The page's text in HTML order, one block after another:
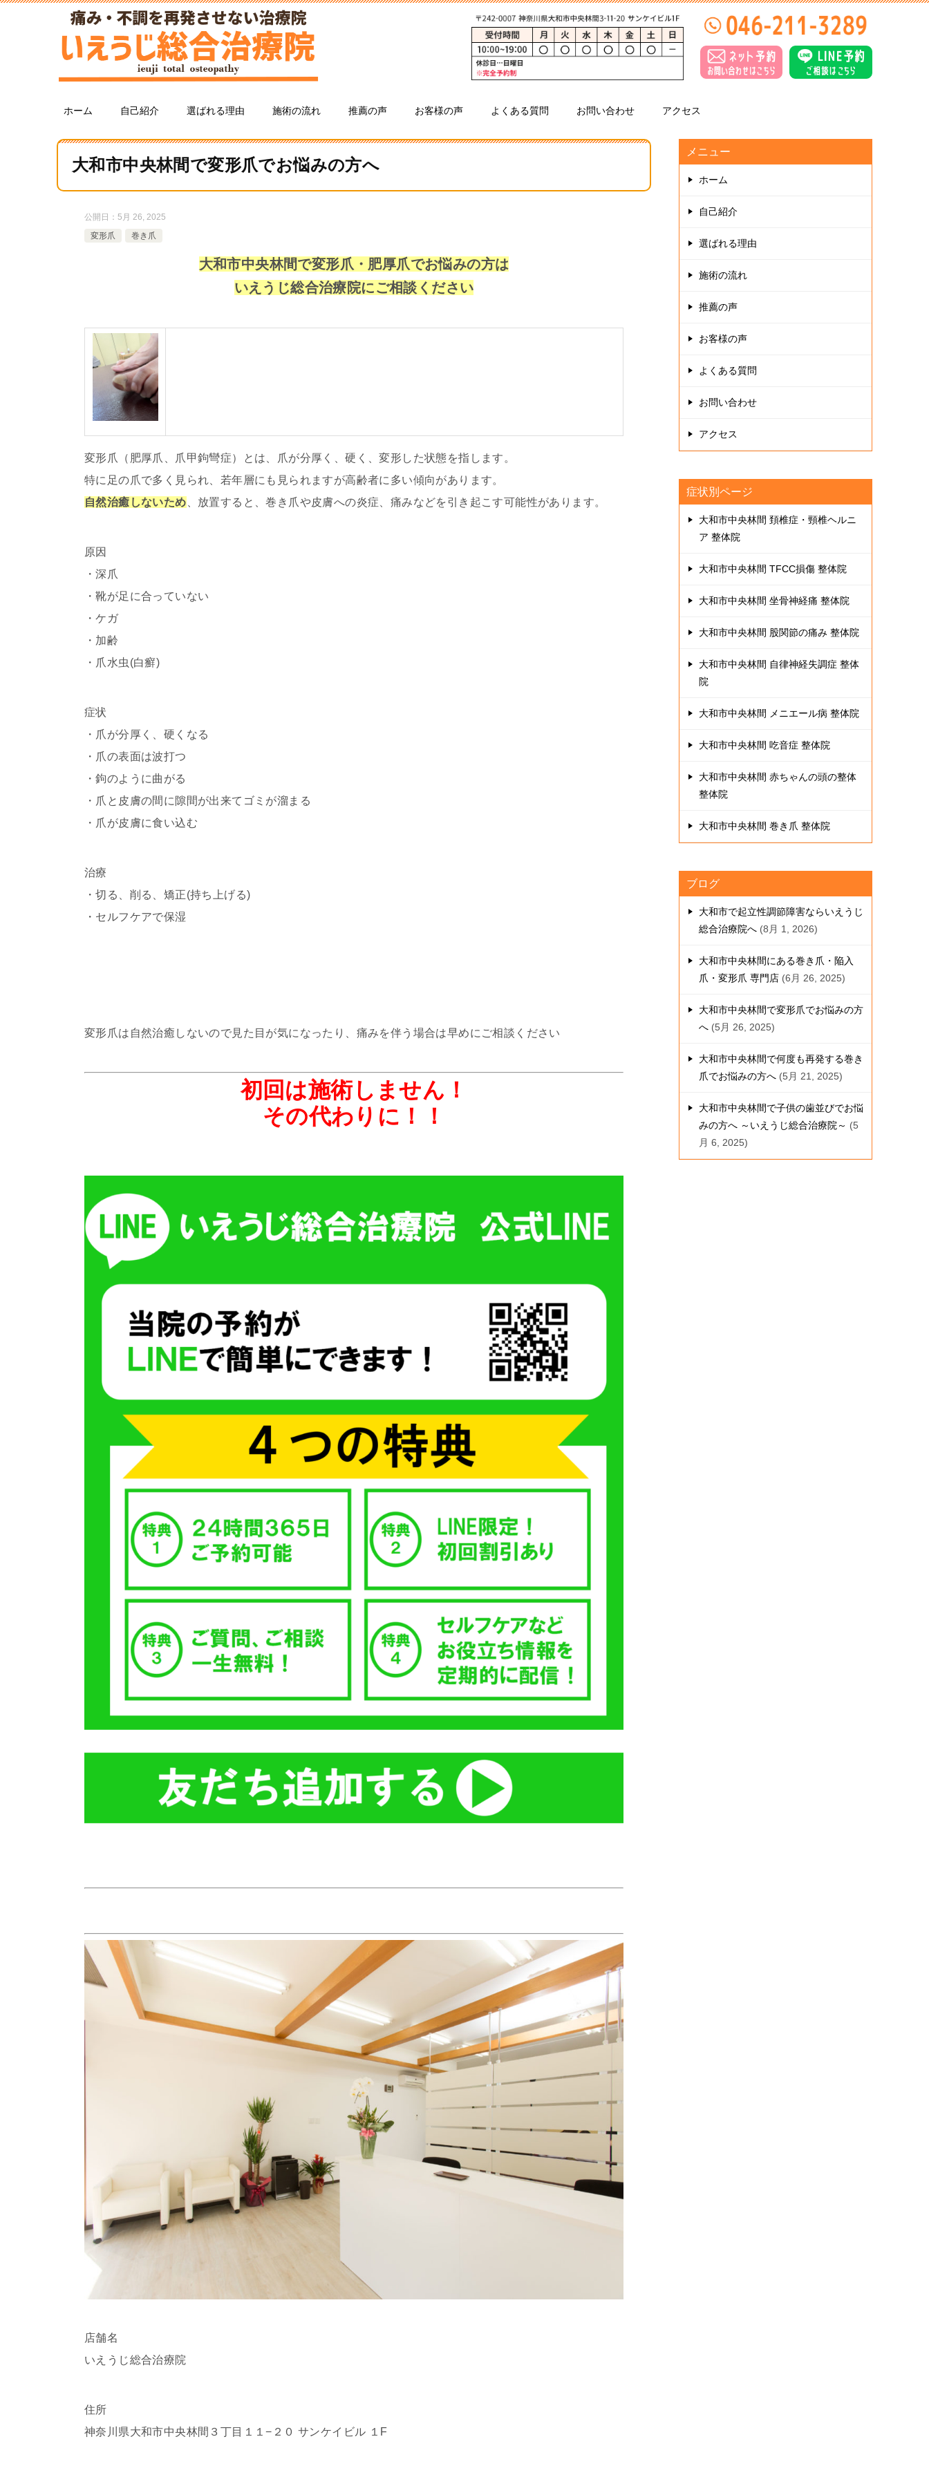
ホーム 自己紹介 選ばれる理由 施術の流れ 推薦の声 お客様の声 よくある質問 お問い合わせ アクセス
大和市中央林間で変形爪でお悩みの方へ
公開日： 5月 26, 2025
変形爪
巻き爪
大和市中央林間で変形爪・肥厚爪でお悩みの方は
いえうじ総合治療院にご相談ください
変形爪（肥厚爪、爪甲鉤彎症）とは、爪が分厚く、硬く、変形した状態を指します。
特に足の爪で多く見られ、若年層にも見られますが高齢者に多い傾向があります。
自然治癒しないため、放置すると、巻き爪や皮膚への炎症、痛みなどを引き起こす可能性があります。
原因
・深爪
・靴が足に合っていない
・ケガ
・加齢
・爪水虫(白癬)
症状
・爪が分厚く、硬くなる
・爪の表面は波打つ
・鉤のように曲がる
・爪と皮膚の間に隙間が出来てゴミが溜まる
・爪が皮膚に食い込む
治療
・切る、削る、矯正(持ち上げる)
・セルフケアで保湿
変形爪は自然治癒しないので見た目が気になったり、痛みを伴う場合は早めにご相談ください
初回は施術しません！
その代わりに！！
店舗名
いえうじ総合治療院
住所
神奈川県大和市中央林間 ３丁目１１−２０ サンケイビル １F
メニュー
ホーム
自己紹介
選ばれる理由
施術の流れ
推薦の声
お客様の声
よくある質問
お問い合わせ
アクセス
症状別ページ
大和市中央林間 頚椎症・頸椎ヘルニ
ア 整体院
大和市中央林間 TFCC損傷 整体院
大和市中央林間 坐骨神経痛 整体院
大和市中央林間 股関節の痛み 整体院
大和市中央林間 自律神経失調症 整体
院
大和市中央林間 メニエール病 整体院
大和市中央林間 吃音症 整体院
大和市中央林間 赤ちゃんの頭の整体
整体院
大和市中央林間 巻き爪 整体院
ブログ
大和市で起立性調節障害ならいえうじ
総合治療院へ 8月 1, 2026
大和市中央林間にある巻き爪・陥入
爪・変形爪 専門店 6月 26, 2025
大和市中央林間で変形爪でお悩みの方
へ 5月 26, 2025
大和市中央林間で何度も再発する巻き
爪でお悩みの方へ 5月 21, 2025
大和市中央林間で子供の歯並びでお悩
みの方へ ～いえうじ総合治療院～
5
月 6, 2025